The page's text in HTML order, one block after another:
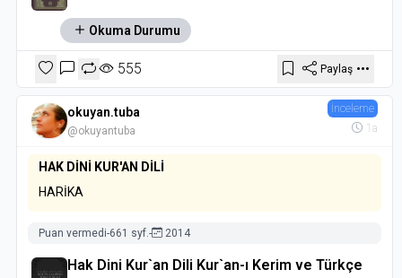
Okuma Durumu
555 Paylaş
okuyan.tuba
@okuyantuba
İnceleme
1a
HAK DİNİ KUR'AN DİLİ
HARİKA
Puan vermedi-661 syf.- 2014
Hak Dini Kur`an Dili Kur`an-ı Kerim ve Türkçe